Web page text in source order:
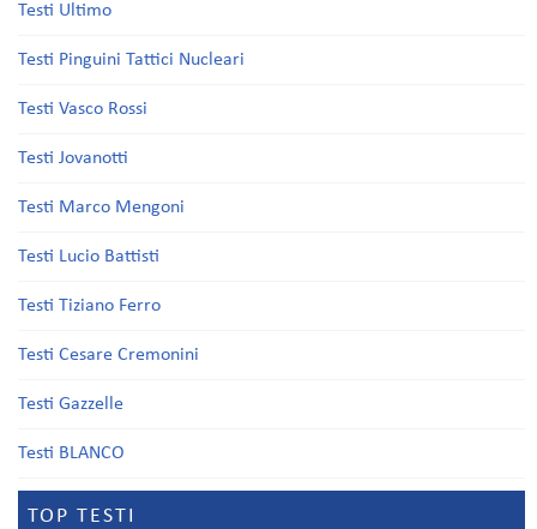
Testi Ultimo
Testi Pinguini Tattici Nucleari
Testi Vasco Rossi
Testi Jovanotti
Testi Marco Mengoni
Testi Lucio Battisti
Testi Tiziano Ferro
Testi Cesare Cremonini
Testi Gazzelle
Testi BLANCO
TOP TESTI